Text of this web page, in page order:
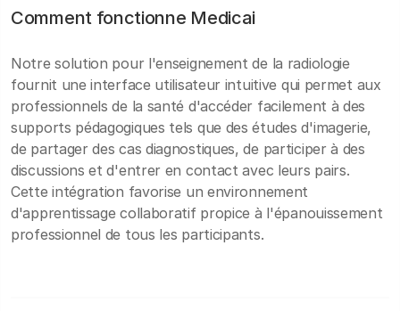
Comment fonctionne Medicai
Notre solution pour l'enseignement de la radiologie
fournit une interface utilisateur intuitive qui permet aux
professionnels de la santé d'accéder facilement à des
supports pédagogiques tels que des études d'imagerie,
de partager des cas diagnostiques, de participer à des
discussions et d'entrer en contact avec leurs pairs.
Cette intégration favorise un environnement
d'apprentissage collaboratif propice à l'épanouissement
professionnel de tous les participants.